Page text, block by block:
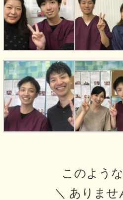
このよう
＼ ありませ